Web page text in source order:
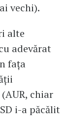
vechi).
alte
adevărat
fața
chiar
i-a păcălit